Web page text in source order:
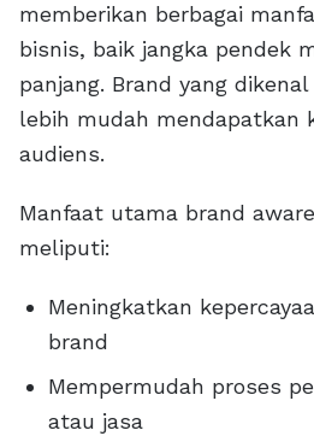
memberikan berbagai
bisnis, baik jangka pendek
panjang. Brand yang
lebih mudah mendapatkan
audiens.
Manfaat utama brand
meliputi:
Meningkatkan
brand
Mempermudah proses
atau jasa